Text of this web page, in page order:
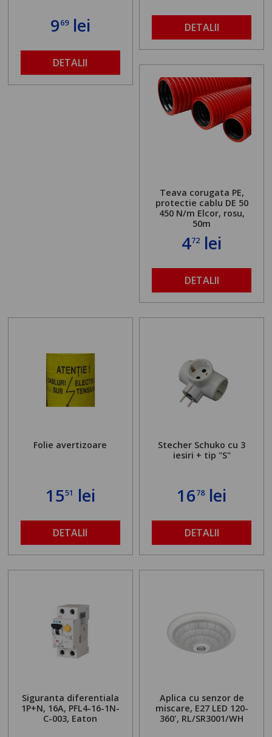
969lei
DETALII
DETALII
Teava corugata PE,
protectie cablu DE 50
450 N/m Elcor, rosu,
50m
472 lei
DETALII
Folie avertizoare
1551 lei
DETALII
Stecher Schuko cu 3
iesiri + tip "S"
1678lei
DETALII
Siguranta diferentiala
1P+N, 16A, PFL4-16-1N-
C-003, Eaton
Aplica cu senzor de
miscare, E27 LED 120-
360', RL/SR3001/WH